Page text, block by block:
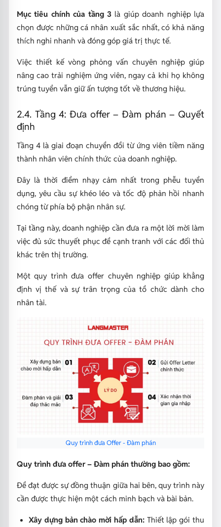
Mục tiêu chính của tầng 3 là giúp doanh nghiệp lựa
chọn được những cá nhân xuất sắc nhất, có khả năng
thích nghi nhanh và đóng góp giá trị thực tế.
Việc thiết kế vòng phỏng vấn chuyên nghiệp giúp
nâng cao trải nghiệm ứng viên, ngay cả khi họ không
trúng tuyển vẫn giữ ấn tượng tốt về thương hiệu.
2.4. Tầng 4: Đưa offer – Đàm phán – Quyết
định
Tầng 4 là giai đoạn chuyển đổi từ ứng viên tiềm năng
thành nhân viên chính thức của doanh nghiệp.
Đây là thời điểm nhạy cảm nhất trong phễu tuyển
dụng, yêu cầu sự khéo léo và tốc độ phản hồi nhanh
chóng từ phía bộ phận nhân sự.
Tại tầng này, doanh nghiệp cần đưa ra một lời mời làm
việc đủ sức thuyết phục để cạnh tranh với các đối thủ
khác trên thị trường.
Một quy trình đưa offer chuyên nghiệp giúp khẳng
định vị thế và sự trân trọng của tổ chức dành cho
nhân tài.
Quy trình đưa Offer - Đàm phán
Quy trình đưa offer – Đàm phán thường bao gồm:
Để đạt được sự đồng thuận giữa hai bên, quy trình này
cần được thực hiện một cách minh bạch và bài bản.
Xây dựng bản chào mời hấp dẫn:Thiết lập gói thu